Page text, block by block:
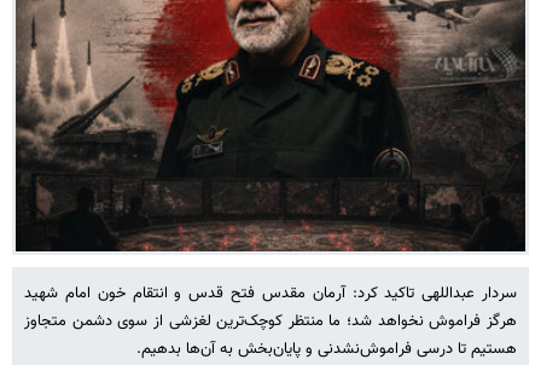
سردار عبداللهی تاکید کرد: آرمان مقدس فتح قدس و انتقام خون امام شهید
هرگز فراموش نخواهد شد؛ ما منتظر کوچک‌ترین لغزشی از سوی دشمن متجاوز
هستیم تا درسی فراموش‌نشدنی و پایان‌بخش به آن‌ها بدهیم.